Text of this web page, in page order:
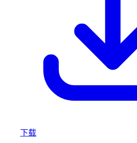
下载